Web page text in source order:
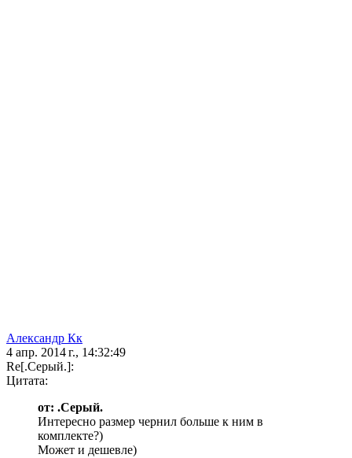
Александр Кк
4 апр. 2014 г., 14:32:49
Re[.Серый.]:
Цитата:
от: .Серый.
Интересно размер чернил больше к ним в
комплекте?)
Может и дешевле)